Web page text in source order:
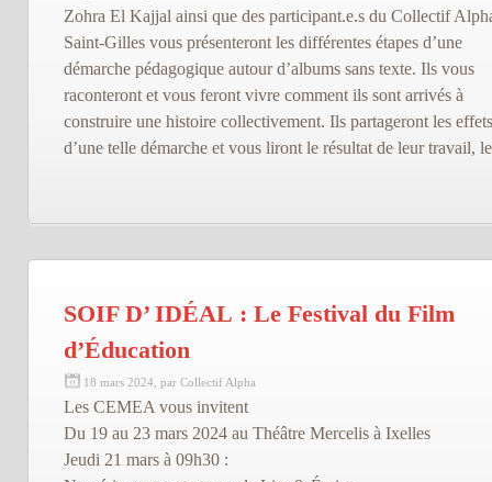
Zohra El Kajjal ainsi que des participant.e.s du Collectif
Saint-Gilles vous présenteront les différentes étapes d’une
démarche pédagogique autour d’albums sans texte. Ils vous
raconteront et vous feront vivre comment ils sont arrivés à
construire une histoire collectivement. Ils partageront les effets
d’une telle démarche et vous liront le résultat de leur travail,
SOIF D’ IDÉAL : Le Festival du Film
d’Éducation
18 mars 2024, par Collectif Alpha
Les CEMEA vous invitent
Du 19 au 23 mars 2024 au Théâtre Mercelis à Ixelles
Jeudi 21 mars à 09h30 :